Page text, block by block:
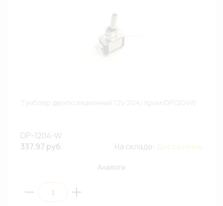
DP-1204-W
337.97 руб.
На складе: Достаточно
Аналоги